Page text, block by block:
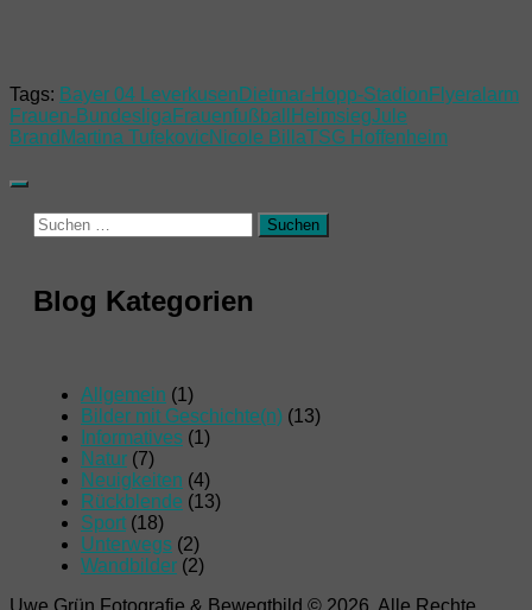
Tags: Bayer 04 Leverkusen Dietmar-Hopp-Stadion Flyeralarm
Frauen-Bundesliga Frauenfußball HeimsiegJule
Brand Martina TufekovicNicole BillaTSG Hoffenheim
Suchen
nach:
Blog Kategorien
Allgemein (1)
Bilder mit Geschichte(n) (13)
Informatives (1)
Natur (7)
Neuigkeiten (4)
Rückblende (13)
Sport (18)
Unterwegs (2)
Wandbilder (2)